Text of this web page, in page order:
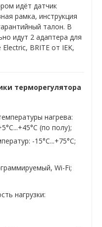
идёт датчик
рамка, инструкция
талон. В
идут 2 адаптера для
BRITE от IEK,
терморегулятора
нагрева:
(по полу);
-15°C...+75°C;
Wi-Fi;
нагрузки: